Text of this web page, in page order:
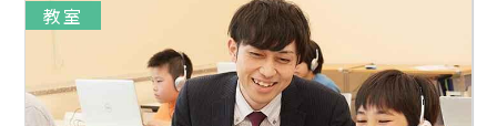
教室